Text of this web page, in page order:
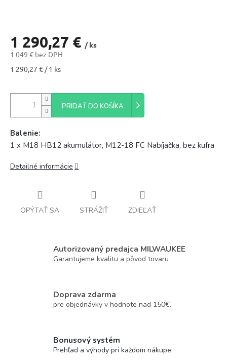
1 290,27 € / ks
1 049 € bez DPH
Jednotková
1 290,27 € / 1 ks
PRIDAŤ DO KOŠÍKA
Balenie:
1 x M18 HB12 akumulátor, M12-18 FC Nabíjačka, bez kufra
Detailné informácie
OPÝTAŤ SA STRÁŽIŤ ZDIEĽAŤ
Autorizovaný predajca MILWAUKEE
Garantujeme kvalitu a pôvod tovaru
Doprava zdarma
pre objednávky v hodnote nad 150€.
Bonusový systém
Prehľad a výhody pri každom nákupe.